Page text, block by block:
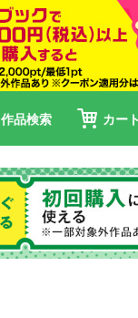
作品検索 カート